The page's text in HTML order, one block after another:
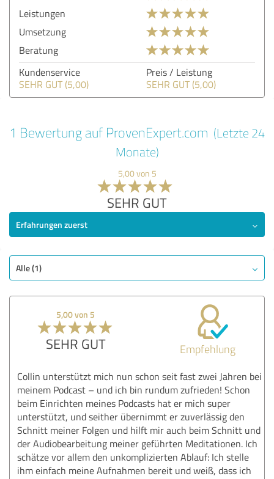
Leistungen
Umsetzung
Beratung
Kundenservice
SEHR GUT (5,00)
Preis / Leistung
SEHR GUT (5,00)
1 Bewertung auf ProvenExpert.com (Letzte 24
Monate)
5,00 von 5
SEHR GUT
Erfahrungen zuerst
Alle (1)
5,00 von 5
SEHR GUT Empfehlung
Collin unterstützt mich nun schon seit fast zwei Jahren bei
meinem Podcast – und ich bin rundum zufrieden! Schon
beim Einrichten meines Podcasts hat er mich super
unterstützt, und seither übernimmt er zuverlässig den
Schnitt meiner Folgen und hilft mir auch beim Schnitt und
der Audiobearbeitung meiner geführten Meditationen. Ich
schätze vor allem den unkomplizierten Ablauf: Ich stelle
ihm einfach meine Aufnahmen bereit und weiß, dass ich